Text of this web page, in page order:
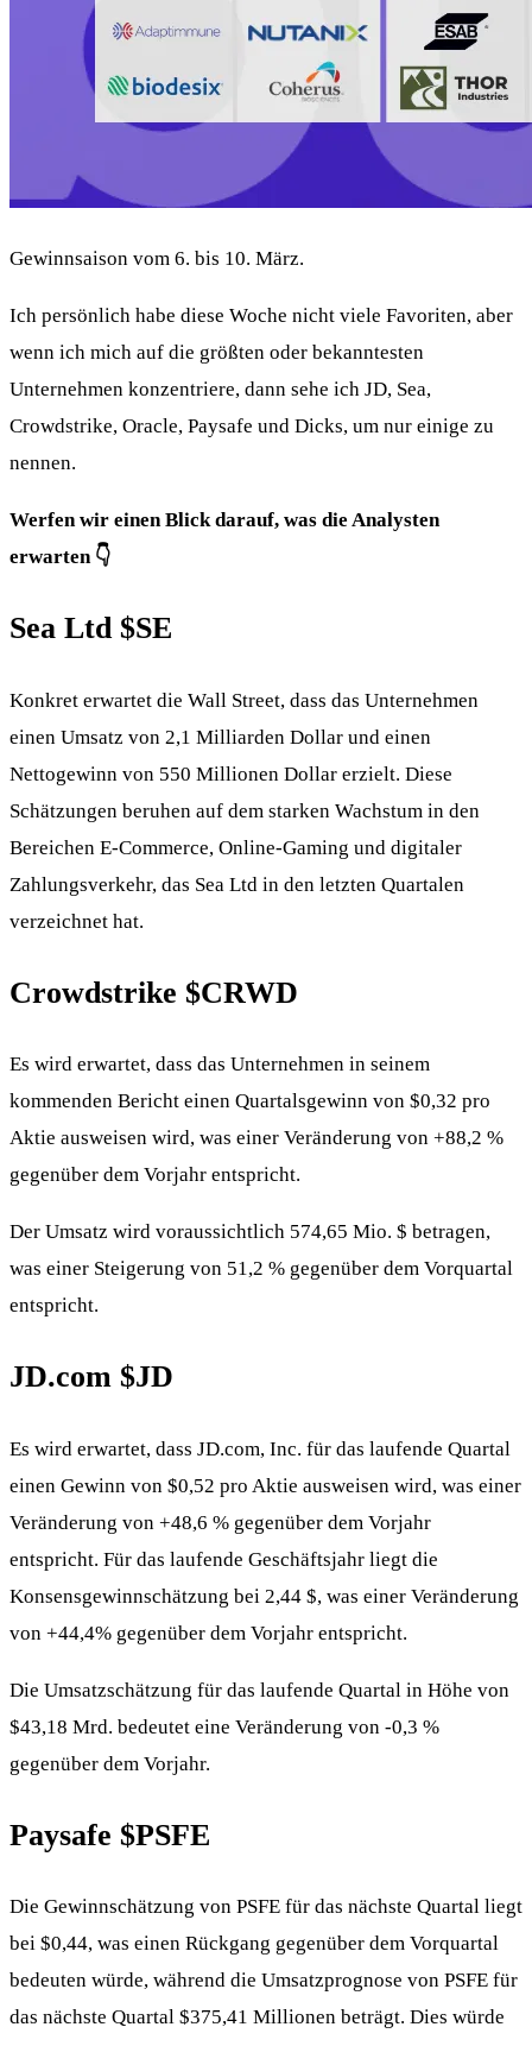
Gewinnsaison vom 6. bis 10. März.
Ich persönlich habe diese Woche nicht viele Favoriten, aber
wenn ich mich auf die größten oder bekanntesten
Unternehmen konzentriere, dann sehe ich JD, Sea,
Crowdstrike, Oracle, Paysafe und Dicks, um nur einige zu
nennen.
Werfen wir einen Blick darauf, was die Analysten
erwarten 👇
Sea Ltd $SE
Konkret erwartet die Wall Street, dass das Unternehmen
einen Umsatz von 2,1 Milliarden Dollar und einen
Nettogewinn von 550 Millionen Dollar erzielt. Diese
Schätzungen beruhen auf dem starken Wachstum in den
Bereichen E-Commerce, Online-Gaming und digitaler
Zahlungsverkehr, das Sea Ltd in den letzten Quartalen
verzeichnet hat.
Crowdstrike $CRWD
Es wird erwartet, dass das Unternehmen in seinem
kommenden Bericht einen Quartalsgewinn von $0,32 pro
Aktie ausweisen wird, was einer Veränderung von +88,2 %
gegenüber dem Vorjahr entspricht.
Der Umsatz wird voraussichtlich 574,65 Mio. $ betragen,
was einer Steigerung von 51,2 % gegenüber dem Vorquartal
entspricht.
JD.com $JD
Es wird erwartet, dass JD.com, Inc. für das laufende Quartal
einen Gewinn von $0,52 pro Aktie ausweisen wird, was einer
Veränderung von +48,6 % gegenüber dem Vorjahr
entspricht. Für das laufende Geschäftsjahr liegt die
Konsensgewinnschätzung bei 2,44 $, was einer Veränderung
von +44,4% gegenüber dem Vorjahr entspricht.
Die Umsatzschätzung für das laufende Quartal in Höhe von
$43,18 Mrd. bedeutet eine Veränderung von -0,3 %
gegenüber dem Vorjahr.
Paysafe $PSFE
Die Gewinnschätzung von PSFE für das nächste Quartal liegt
bei $0,44, was einen Rückgang gegenüber dem Vorquartal
bedeuten würde, während die Umsatzprognose von PSFE für
das nächste Quartal $375,41 Millionen beträgt. Dies würde